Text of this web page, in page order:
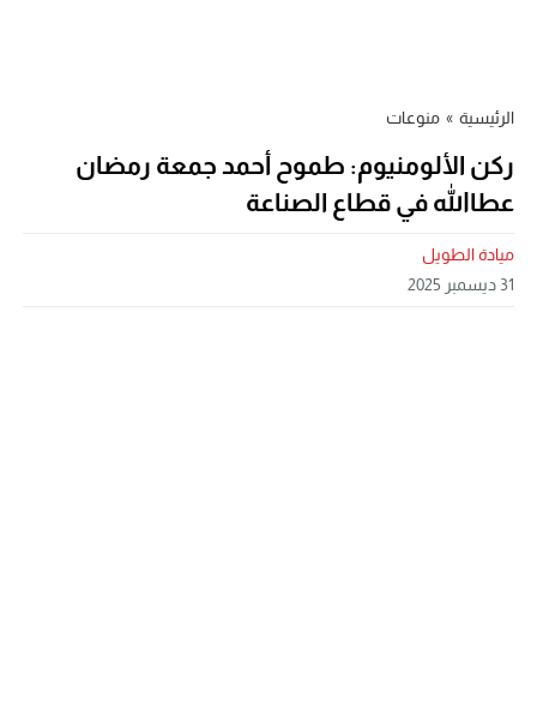
الرئيسية » منوعات
ركن الألومنيوم: طموح أحمد جمعة رمضان
عطاالله في قطاع الصناعة
ميادة الطويل
31 ديسمبر 2025